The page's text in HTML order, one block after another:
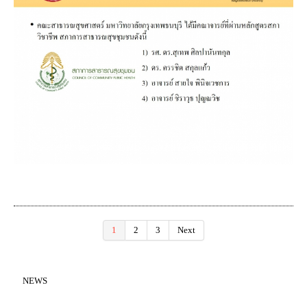
1 2 3 Next
NEWS